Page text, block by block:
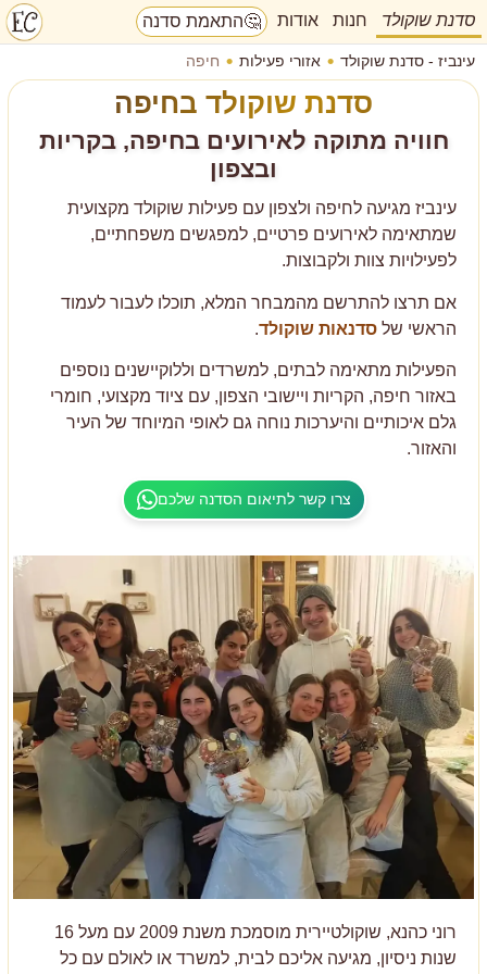
סדנת שוקולד חנות אודות 🤔התאמת סדנה
עינביז - סדנת שוקולד אזורי פעילות חיפה
סדנת שוקולד בחיפה
חוויה מתוקה לאירועים בחיפה, בקריות
ובצפון
עינביז מגיעה לחיפה ולצפון עם פעילות שוקולד מקצועית
שמתאימה לאירועים פרטיים, למפגשים משפחתיים,
לפעילויות צוות ולקבוצות.
אם תרצו להתרשם מהמבחר המלא, תוכלו לעבור לעמוד
הראשי שלסדנאות שוקולד.
הפעילות מתאימה לבתים, למשרדים וללוקיישנים נוספים
באזור חיפה, הקריות ויישובי הצפון, עם ציוד מקצועי, חומרי
גלם איכותיים והיערכות נוחה גם לאופי המיוחד של העיר
והאזור.
צרו קשר לתיאום הסדנה שלכם
רוני כהנא, שוקולטיירית מוסמכת משנת 2009 עם מעל 16
שנות ניסיון, מגיעה אליכם לבית, למשרד או לאולם עם כל